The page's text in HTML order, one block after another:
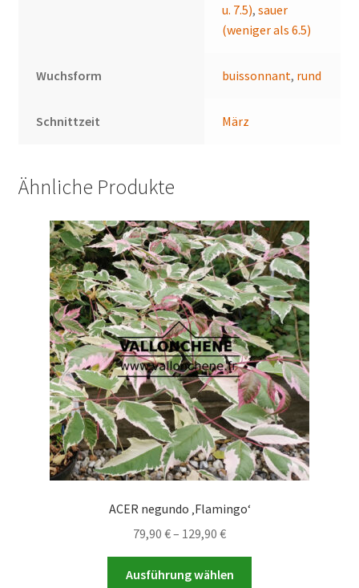
u. 7.5),sauer
(weniger als 6.5)
Wuchsform buissonnant, rund
Schnittzeit März
Ähnliche Produkte
ACER negundo ‚Flamingo‘
79,90 €– 129,90 €Preisspanne:
bis
Ausführung wählen